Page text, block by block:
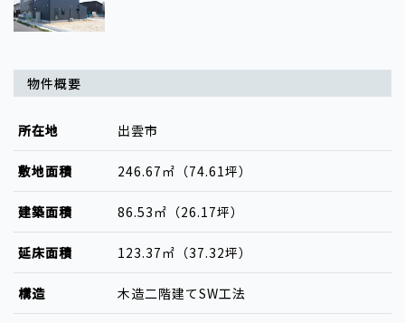
物件概要
所在地 出雲市
敷地面積 246.67㎡（74.61坪）
建築面積 86.53㎡（26.17坪）
延床面積 123.37㎡（37.32坪）
構造 木造二階建てSW工法